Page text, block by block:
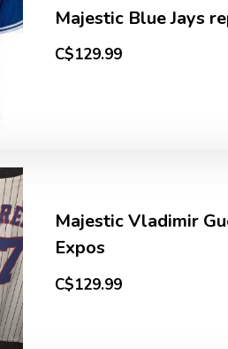
Majestic Blue Jays
C$129.99
Majestic Vladimir
Expos
C$129.99